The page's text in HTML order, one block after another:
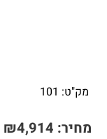
מק"ט: 101
מחיר: ₪4,914